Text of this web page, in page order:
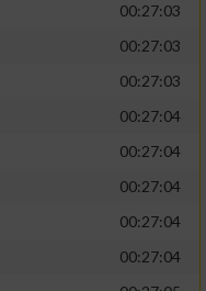
00:27:03
00:27:03
00:27:03
00:27:04
00:27:04
00:27:04
00:27:04
00:27:04